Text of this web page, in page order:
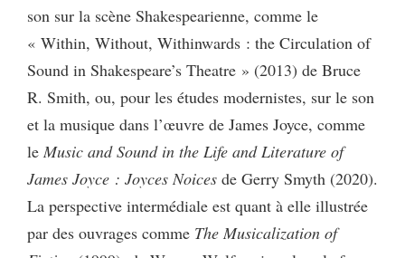
son sur la scène Shakespearienne, comme le
« Within, Without, Withinwards : the Circulation of
Sound in Shakespeare’s Theatre » (2013) de Bruce
R. Smith, ou, pour les études modernistes, sur le son
et la musique dans l’œuvre de James Joyce, comme
le Music and Sound in the Life and Literature of
James Joyce : Joyces Noices de Gerry Smyth (2020).
La perspective intermédiale est quant à elle illustrée
par des ouvrages comme The Musicalization of